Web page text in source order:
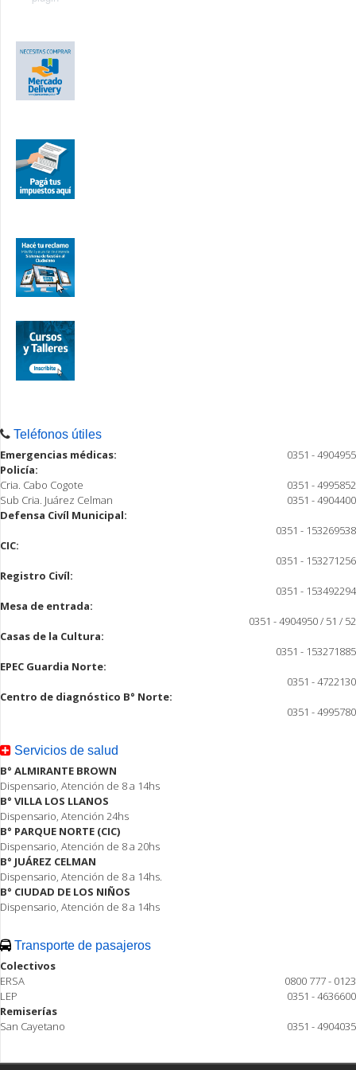
Teléfonos útiles
Emergencias médicas:
0351 - 4904955
Policía:
Cria. Cabo Cogote
0351 - 4995852
Sub Cria. Juárez Celman
0351 - 4904400
Defensa Civíl Municipal:
0351 - 153269538
CIC:
0351 - 153271256
Registro Civíl:
0351 - 153492294
Mesa de entrada:
0351 - 4904950 / 51 / 52
Casas de la Cultura:
0351 - 153271885
EPEC Guardia Norte:
0351 - 4722130
Centro de diagnóstico B° Norte:
0351 - 4995780
Servicios de salud
B° ALMIRANTE BROWN
Dispensario, Atención de 8 a 14hs
B° VILLA LOS LLANOS
Dispensario, Atención 24hs
B° PARQUE NORTE (CIC)
Dispensario, Atención de 8 a 20hs
B° JUÁREZ CELMAN
Dispensario, Atención de 8 a 14hs.
B° CIUDAD DE LOS NIÑOS
Dispensario, Atención de 8 a 14hs
Transporte de pasajeros
Colectivos
ERSA
0800 777 - 0123
LEP
0351 - 4636600
Remiserías
San Cayetano
0351 - 4904035